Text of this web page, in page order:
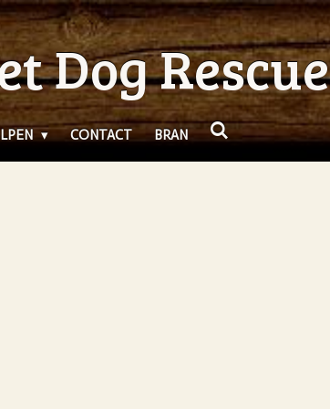
Dog Rescue
CONTACT BRAN